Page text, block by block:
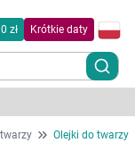
zł Krótkie daty
Olejki do twarzy